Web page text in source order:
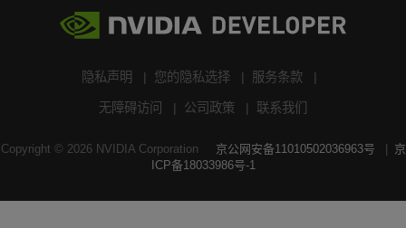
隐私声明 您的隐私选择 服务条款
无障碍访问 公司政策 联系我们
Copyright © 2026NVIDIA Corporation 京公网安备11010502036963号
京
ICP备18033986号-1